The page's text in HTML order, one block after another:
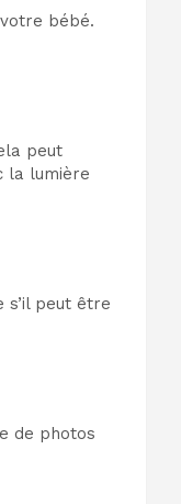
bébé.
peut
la lumière
peut être
de photos